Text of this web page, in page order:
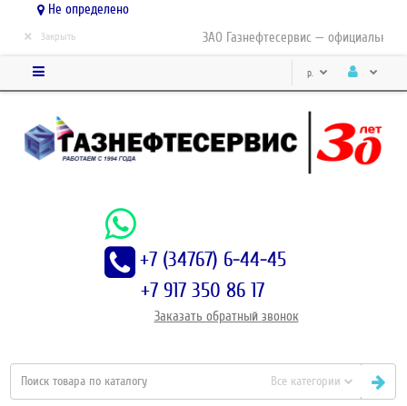
Не определено
ЗАО Газнефтесервис — официальный
× Закрыть
р.
+7 (34767) 6-44-45
+7 917 350 86 17
Заказать обратный звонок
Все категории